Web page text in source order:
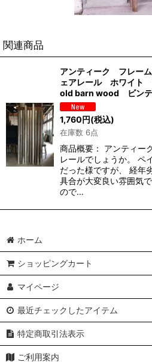
関連商品
アンティーク フレ
ェアレール ホワイ
old barn wood ビン
1,760円(税込)
在庫数 6点
商品概要： アンティー
レールでしょうか。 ペ
だった様ですが、 経年
具合が大変良い雰囲気
ので…
ホーム
ショッピングカート
マイページ
最近チェックしたアイテム
特定商取引法表示
ご利用案内